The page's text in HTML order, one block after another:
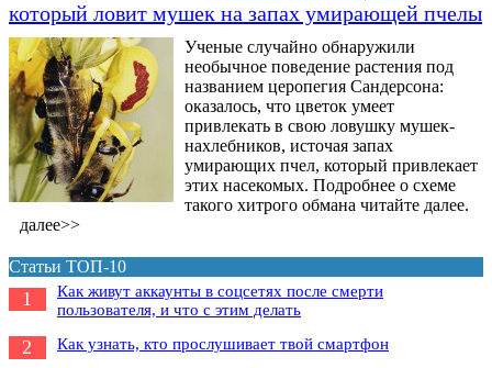
который ловит мушек на запах умирающей пчелы
Ученые случайно обнаружили
необычное поведение растения под
названием церопегия Сандерсона:
оказалось, что цветок умеет
привлекать в свою ловушку мушек-
нахлебников, источая запах
умирающих пчел, который привлекает
этих насекомых. Подробнее о схеме
такого хитрого обмана читайте далее.
далее>>
Статьи ТОП-10
1
Как живут аккаунты в соцсетях после смерти
пользователя, и что с этим делать
2 Как узнать, кто прослушивает твой смартфон